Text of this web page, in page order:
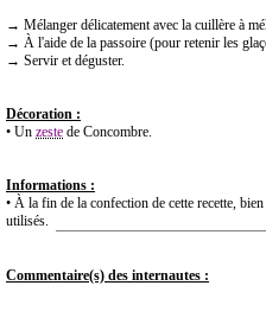
→ Mélanger délicatement avec la cuillère à
→ À l'aide de la passoire (pour retenir les
→ Servir et déguster.
Décoration :
• Un zeste de Concombre.
Informations :
• À la fin de la confection de cette recette,
utilisés.
Commentaire(s) des internautes :